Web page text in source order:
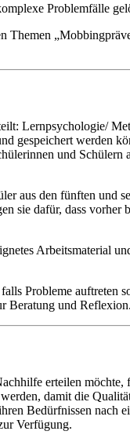
Problemfälle
Themen
Lernpsychologie/
gespeichert werden
und Schülern
aus den fünften und
sie dafür, dass vorher
Arbeitsmaterial
Probleme auftreten
Beratung und Reflexion.
erteilen
damit die
Bedürfnissen nach
Verfügung.